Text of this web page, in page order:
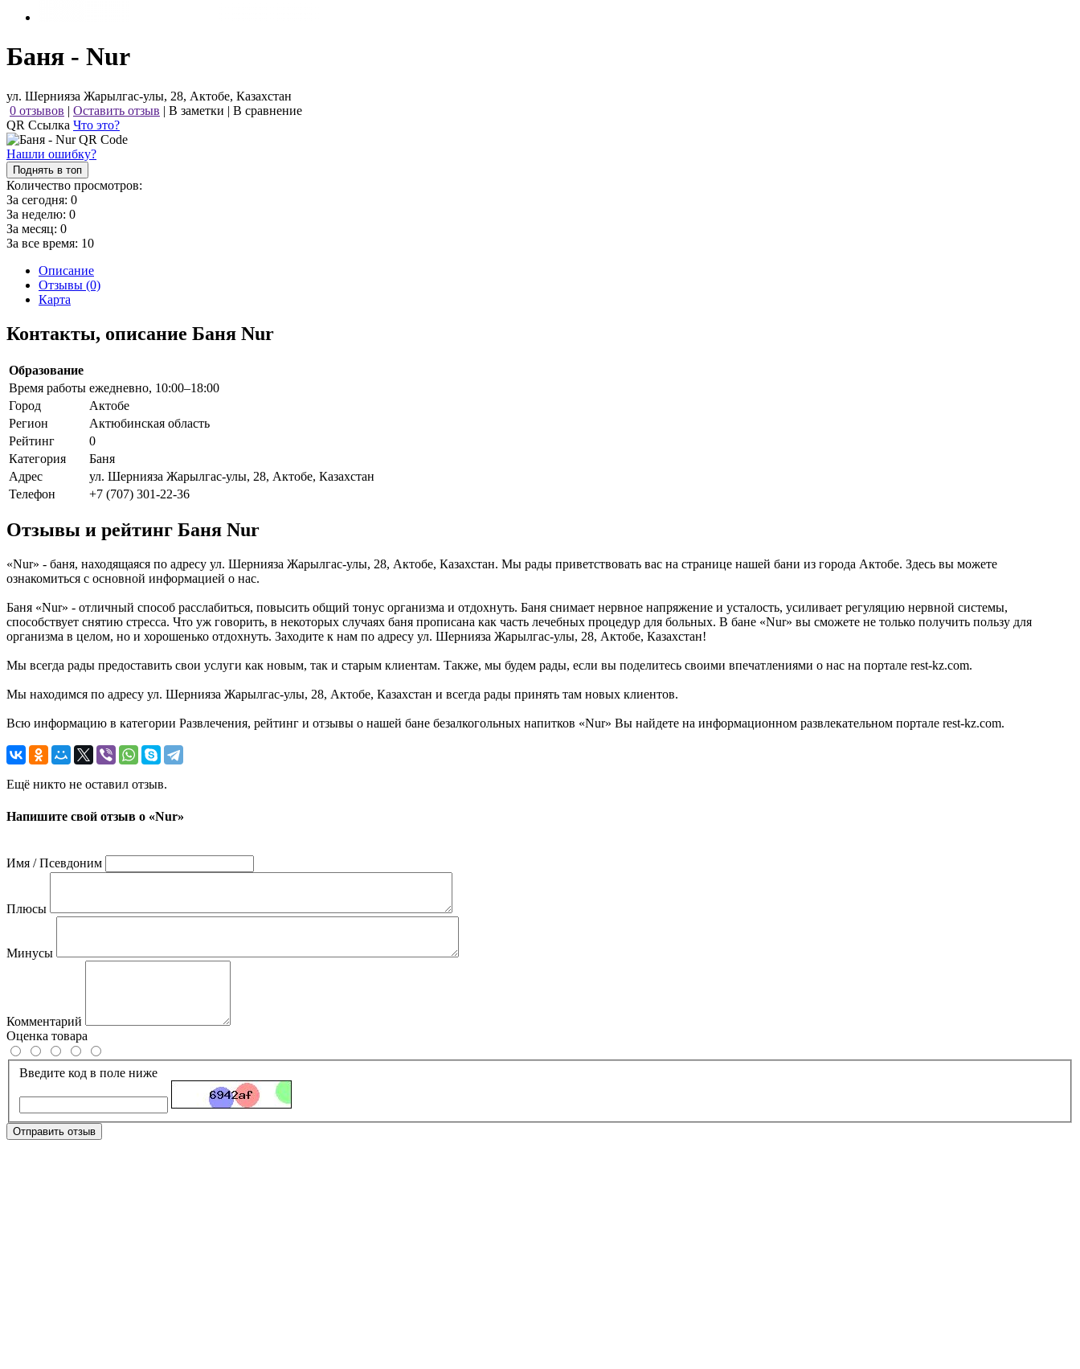
Баня - Nur
ул. Шернияза Жарылгас-улы, 28, Актобе, Казахстан
0 отзывов | Оставить отзыв | В заметки | В сравнение
QR Ссылка Что это?
Нашли ошибку?
Поднять в топ
Количество просмотров:
За сегодня: 0
За неделю: 0
За месяц: 0
За все время: 10
Описание
Отзывы (0)
Карта
Контакты, описание Баня Nur
Образование
Время работы ежедневно, 10:00–18:00
Город
Актобе
Регион
Актюбинская область
Рейтинг
0
Категория
Баня
Адрес
ул. Шернияза Жарылгас-улы, 28, Актобе, Казахстан
Телефон
+7 (707) 301-22-36
Отзывы и рейтинг Баня Nur
«Nur» - баня, находящаяся по адресу ул. Шернияза Жарылгас-улы, 28, Актобе, Казахстан. Мы рады приветствовать вас на странице нашей бани из города Актобе. Здесь вы можете
ознакомиться с основной информацией о нас.
Баня «Nur» - отличный способ расслабиться, повысить общий тонус организма и отдохнуть. Баня снимает нервное напряжение и усталость, усиливает регуляцию нервной системы,
способствует снятию стресса. Что уж говорить, в некоторых случаях баня прописана как часть лечебных процедур для больных. В бане «Nur» вы сможете не только получить пользу для
организма в целом, но и хорошенько отдохнуть. Заходите к нам по адресу ул. Шернияза Жарылгас-улы, 28, Актобе, Казахстан!
Мы всегда рады предоставить свои услуги как новым, так и старым клиентам. Также, мы будем рады, если вы поделитесь своими впечатлениями о нас на портале rest-kz.com.
Мы находимся по адресу ул. Шернияза Жарылгас-улы, 28, Актобе, Казахстан и всегда рады принять там новых клиентов.
Всю информацию в категории Развлечения, рейтинг и отзывы о нашей бане безалкогольных напитков «Nur» Вы найдете на информационном развлекательном портале rest-kz.com.
Ещё никто не оставил отзыв.
Напишите свой отзыв о «Nur»
Имя / Псевдоним
Плюсы
Минусы
Комментарий
Оценка товара
Введите код в поле ниже
Отправить отзыв